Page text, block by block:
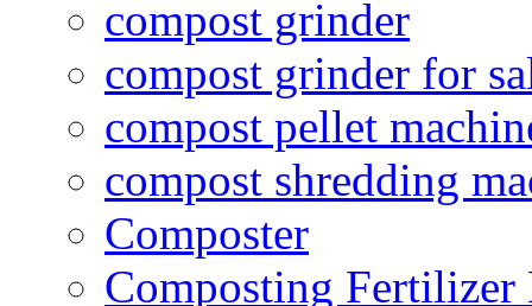
compost grinder
compost grinder for
compost pellet
compost shredding
Composter
Composting